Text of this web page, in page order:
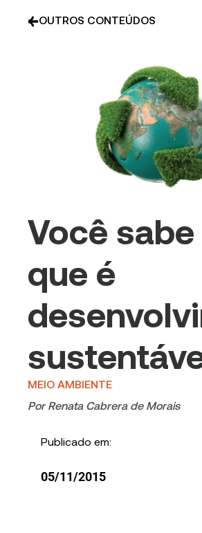
OUTROS CONTEÚDOS
Você sabe
que é
MEIO AMBIENTE
Por Renata Cabrera de Morais
Publicado em:
05/11/2015